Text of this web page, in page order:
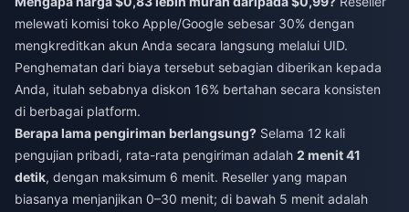
melewati komisi toko Apple/Google sebesar 30% dengan
mengkreditkan akun Anda secara langsung melalui UID.
Penghematan dari biaya tersebut sebagian diberikan kepada
Anda, itulah sebabnya diskon 16% bertahan secara konsisten
di berbagai platform.
Berapa lama pengiriman berlangsung? Selama 12 kali
pengujian pribadi, rata-rata pengiriman adalah 2 menit 41
detik, dengan maksimum 6 menit. Reseller yang mapan
biasanya menjanjikan 0–30 menit; di bawah 5 menit adalah